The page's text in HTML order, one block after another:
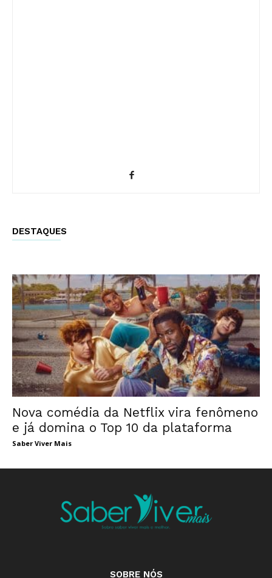
DESTAQUES
Nova comédia da Netflix vira fenômeno
e já domina o Top 10 da plataforma
Saber Viver Mais
SOBRE NÓS